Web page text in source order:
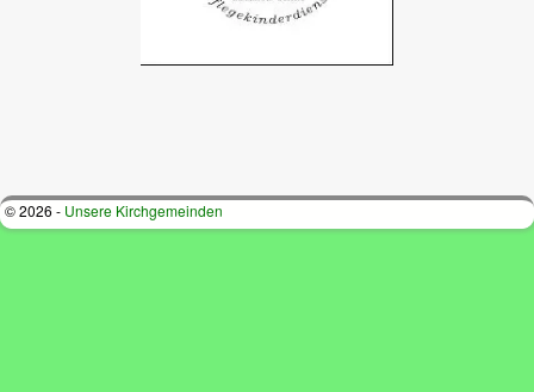
© 2026 - Unsere Kirchgemeinden